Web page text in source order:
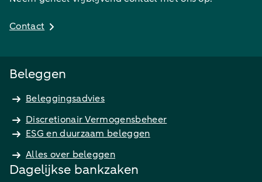
Contact
Beleggen
Beleggingsadvies
Discretionair Vermogensbeheer
ESG en duurzaam beleggen
Alles over beleggen
Dagelijkse bankzaken